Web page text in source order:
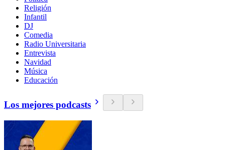
Religión
Infantil
DJ
Comedia
Radio Universitaria
Entrevista
Navidad
Música
Educación
Los mejores podcasts